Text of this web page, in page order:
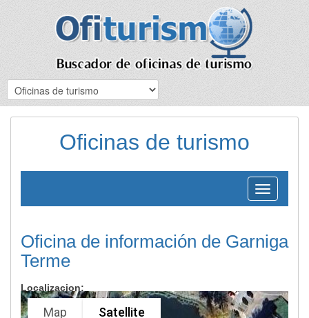
Oficinas de turismo
Toggle
navigation
Oficina de información de Garniga
Terme
Localizacion:
Map Satellite